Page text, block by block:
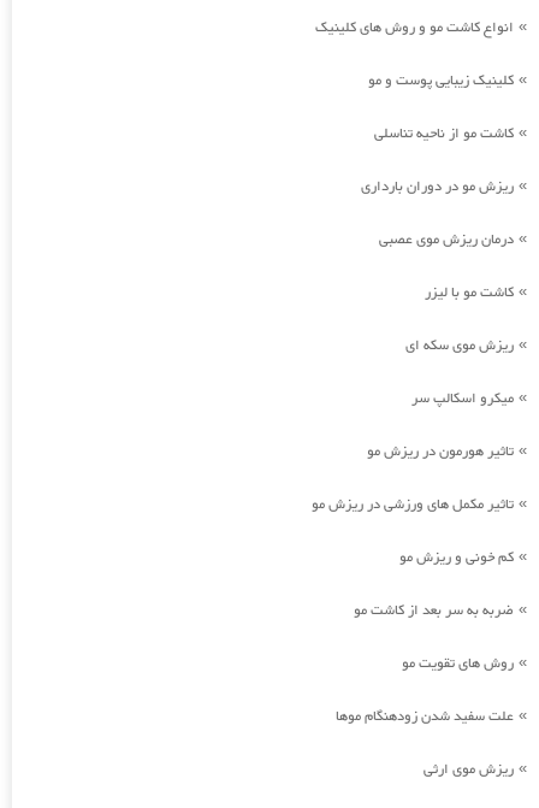
» انواع کاشت مو و روش های کلینیک
» کلینیک زیبایی پوست و مو
» کاشت مو از ناحیه تناسلی
» ریزش مو در دوران بارداری
» درمان ریزش موی عصبی
» کاشت مو با لیزر
» ریزش موی سکه ای
» میکرو اسکالپ سر
» تاثیر هورمون در ریزش مو
» تاثیر مکمل های ورزشی در ریزش مو
» کم خونی و ریزش مو
» ضربه به سر بعد از کاشت مو
» روش های تقویت مو
» علت سفید شدن زودهنگام موها
» ریزش موی ارثی